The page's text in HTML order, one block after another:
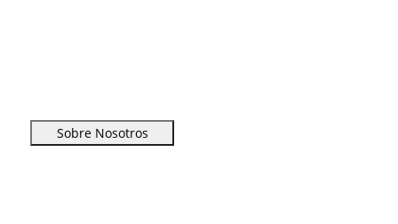
Sobre Nosotros